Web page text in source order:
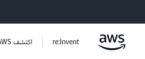
re:Invent اكتشف AWS